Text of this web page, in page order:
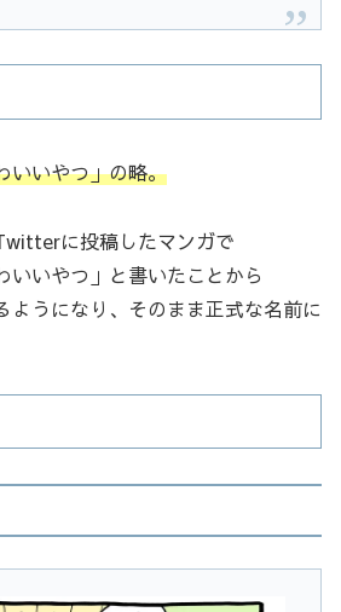
いいやつ」の略。
に投稿したマンガで
いいやつ」と書いたことから
ようになり、そのまま正式な名前に